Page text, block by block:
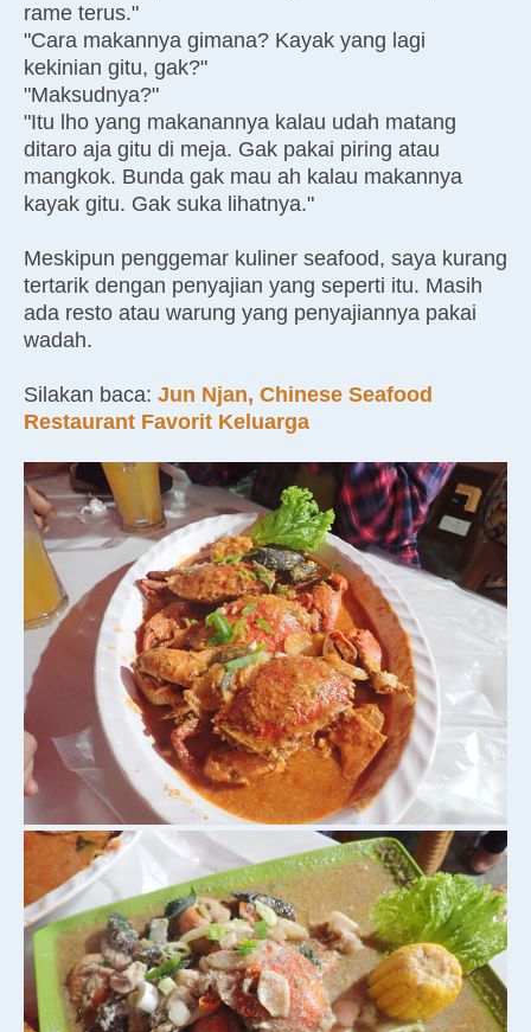
rame terus."
"Cara makannya gimana? Kayak yang lagi
kekinian gitu, gak?"
"Maksudnya?"
"Itu lho yang makanannya kalau udah matang
ditaro aja gitu di meja. Gak pakai piring atau
mangkok. Bunda gak mau ah kalau makannya
kayak gitu. Gak suka lihatnya."
Meskipun penggemar kuliner seafood, saya kurang
tertarik dengan penyajian yang seperti itu. Masih
ada resto atau warung yang penyajiannya pakai
wadah.
Silakan baca: Jun Njan, Chinese Seafood
Restaurant Favorit Keluarga